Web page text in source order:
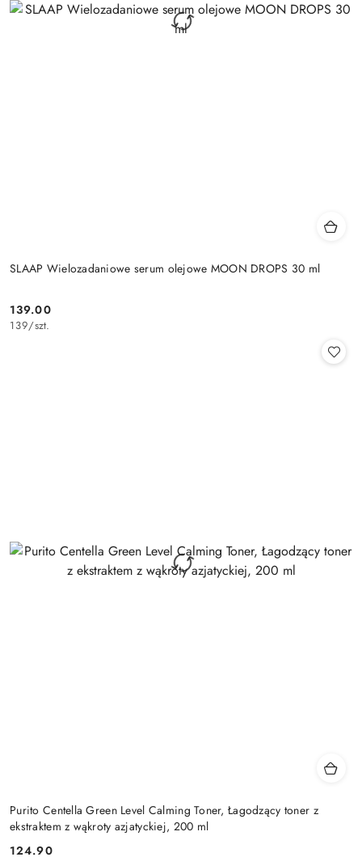
SLAAP Wielozadaniowe serum olejowe MOON DROPS 30 ml
Cena:
139.00
139/szt.
Purito Centella Green Level Calming Toner, Łagodzący toner z
ekstraktem z wąkroty azjatyckiej, 200 ml
124.90